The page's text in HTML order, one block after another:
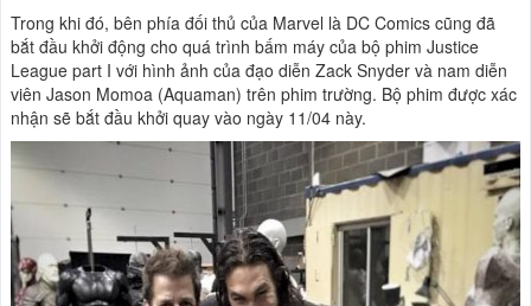
Trong khi đó, bên phía đối thủ của Marvel là DC Comics cũng đã
bắt đầu khởi động cho quá trình bấm máy của bộ phim Justice
League part I với hình ảnh của đạo diễn Zack Snyder và nam diễn
viên Jason Momoa (Aquaman) trên phim trường. Bộ phim được xác
nhận sẽ bắt đầu khởi quay vào ngày 11/04 này.